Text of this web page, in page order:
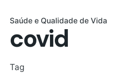
Saúde e Qualidade de Vida
covid
Tag